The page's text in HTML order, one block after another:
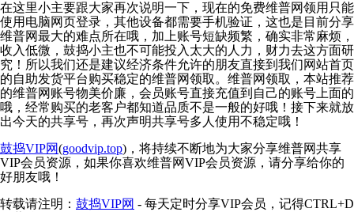
在这里小主要跟大家再次说明一下，现在的免费维普网领用只能
使用电脑网页登录，其他设备都需要手机验证，这也是目前分享
维普网最大的难点所在哦，加上账号短缺频繁，确实非常麻烦，
收入低微，鼓捣小主也不可能投入太大的人力，财力去这方面研
究！所以我们还是建议经济条件允许的朋友直接到我们网站首页
的自助发货平台购买稳定的维普网领取。维普网领取，本站推荐
的维普网账号物美价廉，会员账号直接充值到自己的账号上面的
哦，经常购买的老客户都知道品质不是一般的好哦！接下来就放
出今天的共享号，再次声明共享号多人使用不稳定哦！
鼓捣VIP网(goodvip.top)，将持续不断地为大家分享维普网共享
VIP会员资源，如果你喜欢维普网VIP会员资源，请分享给你的
好朋友哦！
转载请注明： 鼓捣VIP网 - 每天定时分享VIP会员，记得CTRL+D